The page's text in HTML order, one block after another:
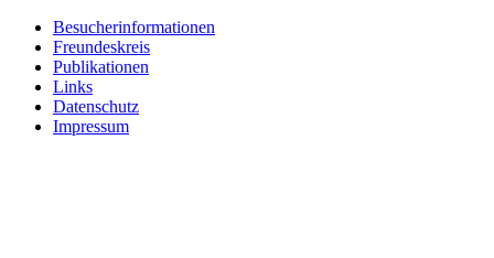
Besucherinformationen
Freundeskreis
Publikationen
Links
Datenschutz
Impressum